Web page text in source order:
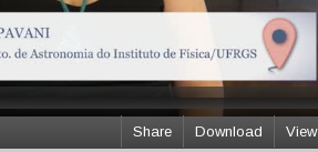
Download
Share